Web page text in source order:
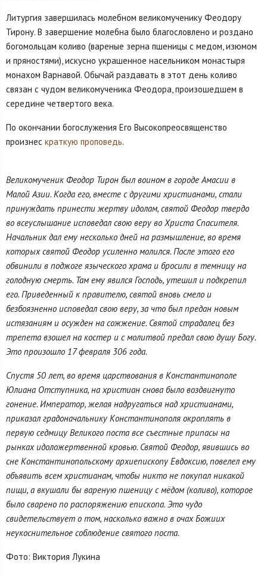
Литургия завершилась молебном великомученику Феодору
Тирону. В завершение молебна было благословлено и роздано
богомольцам коливо (вареные зерна пшеницы с медом, изюмом
и пряностями), искусно украшенное насельником монастыря
монахом Варнавой. Обычай раздавать в этот день коливо
связан с чудом великомученика Феодора, произошедшем в
середине четвертого века.
По окончании богослужения Его Высокопреосвященство
произнес краткую проповедь.
Великомученик Феодор Тирон был воином в городе Амасии в
Малой Азии. Когда его, вместе с другими христианами, стали
принуждать принести жертву идолам, святой Феодор твердо
во всеуслышание исповедал свою веру во Христа Спасителя.
Начальник дал ему несколько дней на размышление, во время
которых cвятой Феодор усиленно молился. После этого его
обвинили в поджоге языческого храма и бросили в темницу на
голодную смерть. Там ему явился Господь, утешил и подкрепил
его. Приведенный к правителю, cвятой вновь смело и
безбоязненно исповедал свою веру, за что был предан новым
истязаниям и осужден на сожжение. Святой страдалец без
трепета взошел на костер и с молитвой предал свою душу Богу.
Это произошло 17 февраля 306 года.
Спустя 50 лет, во время царствования в Константинополе
Юлиана Отступника, на христиан снова было воздвигнуто
гонение. Император, желая надругаться над христианами,
приказал градоначальнику Константинополя окроплять в
первую седмицу Великого поста все съестные припасы на
рынках идоложертвенной кровью. Святой Феодор, явившись во
сне Константинопольскому архиепископу Евдоксию, повелел ему
объявить всем христианам, чтобы никто не покупал никакой
пищи, а вкушали бы вареную пшеницу с мёдом (коливо), которое
было сварено по распоряжению епископа. Это чудо
свидетельствует о том, насколько важно в очах Божиих
неукоснительное соблюдение святого поста.
Фото: Виктория Лукина